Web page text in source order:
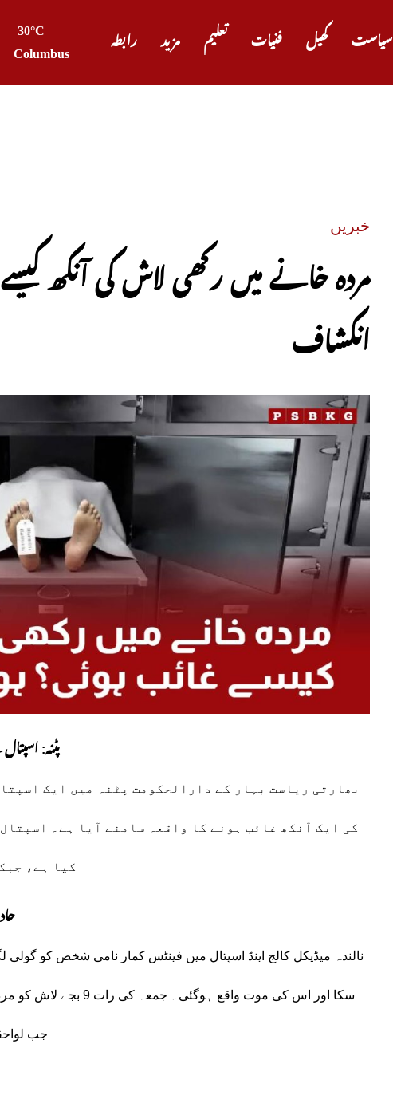
30°C
Columbus
رابطہ مزید تعلیم فنیات کھیل سیاست
پیٹرول
خبریں
انکشاف
پٹنہ:
بھارتی ریاست بہار کے دارالحکومت پٹنہ میں ایک
کی ایک آنکھ غائب ہونے کا واقعہ سامنے آیا ہے۔
کیا ہے،
نالندہ میڈیکل کالج اینڈ اسپتال میں فینٹس کمار نامی شخص کو گولی
سکا اور اس کی موت واقع
جب